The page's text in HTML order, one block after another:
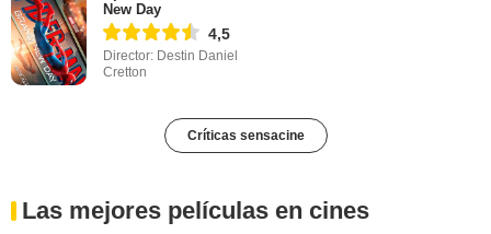
New Day
4,5
Director: Destin Daniel
Cretton
Críticas sensacine
Las mejores películas en cines